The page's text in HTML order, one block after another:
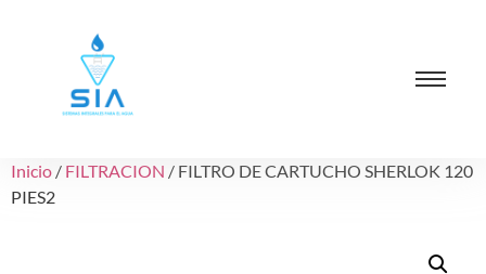
Inicio / FILTRACION / FILTRO DE CARTUCHO SHERLOK 120
PIES2